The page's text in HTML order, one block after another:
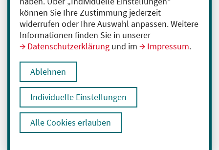
können Sie Ihre Zustimmung jederzeit
widerrufen oder Ihre Auswahl anpassen. Weitere
Informationen finden Sie in unserer
Datenschutzerklärung und im Impressum.
Ablehnen
Individuelle Einstellungen
Alle Cookies erlauben
Immer informiert bleiben
Melden Sie sich für unseren Newsletter an:
E-Mail-Adresse eingeben
Ich bin mit der Verarbeitung meiner Daten
zum Erhalt des Newsletters einverstanden.
Hier geht es zu unserer
Datenschutzerklärung.
Anmelden